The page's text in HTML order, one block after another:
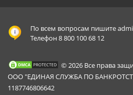
По всем вопросам пишите
Телефон 8 800 100 68 12
© 2026 Все права
ООО "ЕДИНАЯ СЛУЖБА ПО
1187746806642